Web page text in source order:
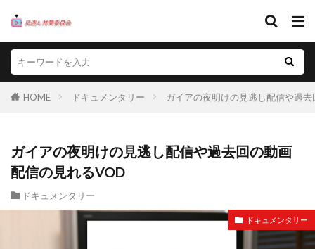
HOME ドキュメンタリー ガイアの夜明けの見逃し配信や過
ガイアの夜明けの見逃し配信や過去回の動画
配信の見れるVOD
ドキュメンタリー
ドキュメンタリー